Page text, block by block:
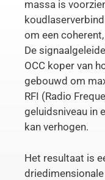
massa is
om een
De
OCC koper van
gebouwd om
RFI (Radio
geluidsniveau in
kan verhogen.
Het resultaat is